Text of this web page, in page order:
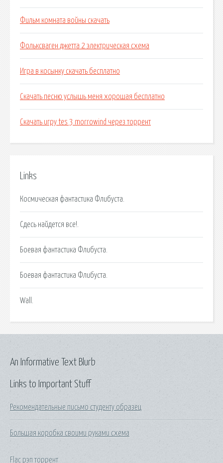
Фильм комната войны скачать
Фольксваген джетта 2 электрическая схема
Игра в косынку скачать бесплатно
Скачать песню услышь меня хорошая бесплатно
Скачать игру tes 3 morrowind через торрент
Links
Космическая фантастика Флибуста.
Сдесь найдется все!.
Боевая фантастика Флибуста.
Боевая фантастика Флибуста.
Wall.
Links to Important Stuff
Рекомендательные письмо студенту образец
Большая коробка своими руками схема
Flac рэп торрент
An Informative Text Blurb